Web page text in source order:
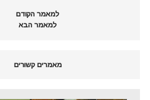
למאמר הקודם
למאמר הבא
מאמרים קשורים